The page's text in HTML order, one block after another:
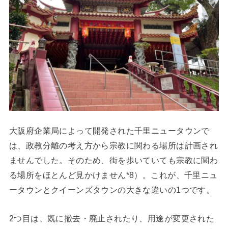
大阪府企業局によって開発された千里ニュータウンで
は、政教分離の考え方から宗教に関わる場所は計画され
ませんでした。そのため、街を歩いていても宗教に関わ
る場所をほとんど見かけません*8）。これが、千里ニュ
ータウンとクイーンズタウンの大きな違いの1つです。
2つ目は、既に撤去・廃止されたり、用途が変更された